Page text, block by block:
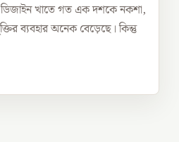
ডিজাইন খাতে গত এক দশকে নকশা,
ব্যবহার অনেক বেড়েছে। কিন্তু